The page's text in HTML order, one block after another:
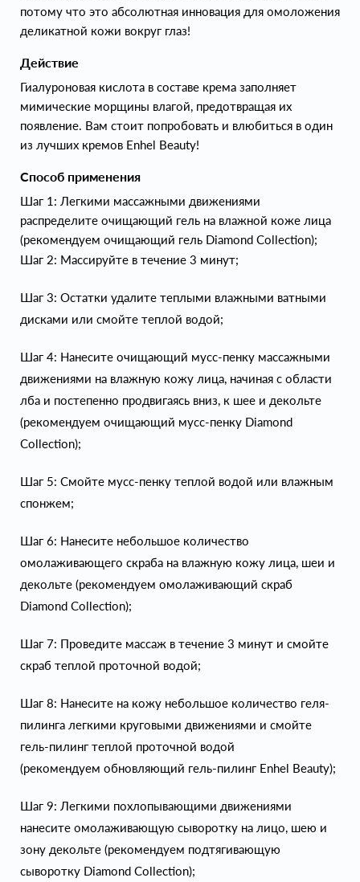
потому что это абсолютная инновация для омоложения
деликатной кожи вокруг глаз!
Действие
Гиалуроновая кислота в составе крема заполняет
мимические морщины влагой, предотвращая их
появление. Вам стоит попробовать и влюбиться в один
из лучших кремов Enhel Beauty!
Способ применения
Шаг 1: Легкими массажными движениями
распределите очищающий гель на влажной коже лица
(рекомендуем очищающий гель Diamond Collection);
Шаг 2: Массируйте в течение 3 минут;
Шаг 3: Остатки удалите теплыми влажными ватными
дисками или смойте теплой водой;
Шаг 4: Нанесите очищающий мусс-пенку массажными
движениями на влажную кожу лица, начиная с области
лба и постепенно продвигаясь вниз, к шее и декольте
(рекомендуем очищающий мусс-пенку Diamond
Collection);
Шаг 5: Смойте мусс-пенку теплой водой или влажным
спонжем;
Шаг 6: Нанесите небольшое количество
омолаживающего скраба на влажную кожу лица, шеи и
декольте (рекомендуем омолаживающий скраб
Diamond Collection);
Шаг 7: Проведите массаж в течение 3 минут и смойте
скраб теплой проточной водой;
Шаг 8: Нанесите на кожу небольшое количество геля-
пилинга легкими круговыми движениями и смойте
гель-пилинг теплой проточной водой
(рекомендуем обновляющий гель-пилинг Enhel Beauty);
Шаг 9: Легкими похлопывающими движениями
нанесите омолаживающую сыворотку на лицо, шею и
зону декольте (рекомендуем подтягивающую
сыворотку Diamond Collection);